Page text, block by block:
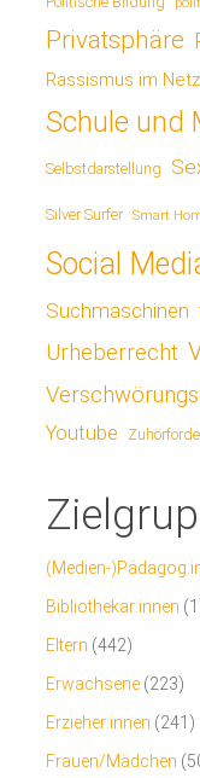
Privatsphäre
Rassismus im Netz
Schule und
Selbstdarstellung
Silver Surfer Smart
Social
Suchmaschinen
Urheberrecht
Youtube
(Medien-
Bibliothekar:innen
Eltern (442)
Erwachsene (223)
Erzieher:innen (241)
Frauen/Mädchen